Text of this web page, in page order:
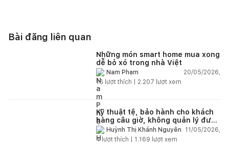
Bài đăng liên quan
Những món smart home mua xong
dễ bỏ xó trong nhà Việt
Nam Phạm
20/05/2026,
16 lượt thích | 2.207 lượt xem
Kỹ thuật tệ, bảo hành cho khách
hàng câu giờ, không quản lý được
nhân viên xây dựng của mình,
điện nhẹ, điện nước, tường quá
Huỳnh Thị Khánh Nguyên
11/05/2026,
4lượt thích | 1.169 lượt xem